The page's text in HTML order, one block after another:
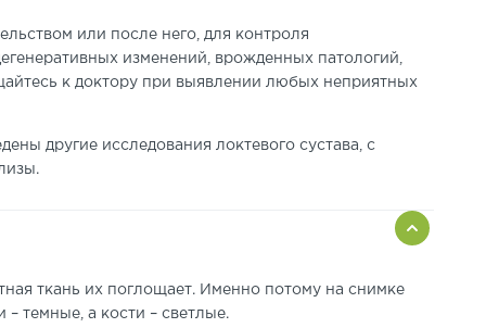
или после него, для контроля
изменений, врожденных патологий,
к доктору при выявлении любых неприятных
другие исследования локтевого сустава, с
.
ткань их поглощает. Именно потому на снимке
темные, а кости – светлые.